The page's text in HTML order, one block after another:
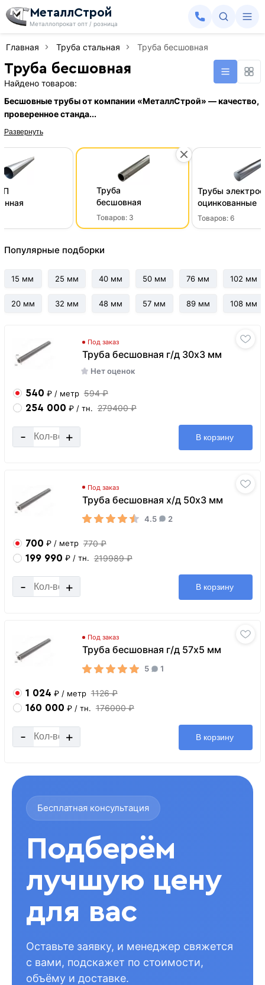
МеталлСтрой
Металлопрокат опт / розница
Главная Труба стальная Труба бесшовная
Труба бесшовная
Найдено товаров:
Бесшовные трубы от компании «МеталлСтрой» — качество,
проверенное станда...
Развернуть
Труба
бесшовная
Товаров: 3
Трубы
оцинкованные
Товаров: 6
Популярные подборки
15 мм
20 мм
25 мм
32 мм
40 мм
48 мм
50 мм
57 мм
76 мм
89 мм
102 мм
108 мм
Под заказ
Труба бесшовная г/д 30х3 мм
Нет оценок
540 ₽ / метр 594 ₽
254 000 ₽ / тн. 279400 ₽
- + В корзину
Под заказ
Труба бесшовная х/д 50х3 мм
4.5 2
700 ₽ / метр 770 ₽
199 990 ₽ / тн. 219989 ₽
- + В корзину
Под заказ
Труба бесшовная г/д 57х5 мм
5 1
1 024 ₽ / метр 1126 ₽
160 000 ₽ / тн. 176000 ₽
- + В корзину
Бесплатная консультация
Подберём
лучшую цену
для вас
Оставьте заявку, и менеджер свяжется
с вами, подскажет по стоимости,
объёму и доставке.